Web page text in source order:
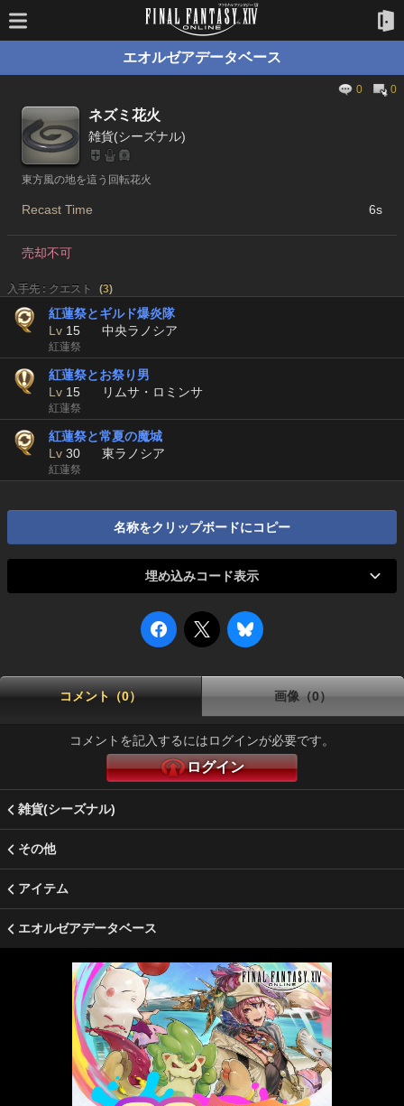
エオルゼアデータベース
0 0
ネズミ花火
雑貨(シーズナル)
東方風の地を這う回転花火
Recast Time 6s
売却不可
入手先 : クエスト (3)
紅蓮祭とギルド爆炎隊
Lv 15 中央ラノシア
紅蓮祭
紅蓮祭とお祭り男
Lv 15 リムサ・ロミンサ
紅蓮祭
紅蓮祭と常夏の魔城
Lv 30 東ラノシア
紅蓮祭
名称をクリップボードにコピー
埋め込みコード表示
コメント（0） 画像（0）
コメントを記入するにはログインが必要です。
ログイン
雑貨(シーズナル)
その他
アイテム
エオルゼアデータベース